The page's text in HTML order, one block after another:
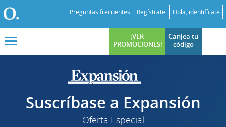
Preguntas frecuentes Regístrate Hola, identifícate
Canjea tu
código
¡VER
PROMOCIONES!
Suscríbase a Expansión
Oferta Especial